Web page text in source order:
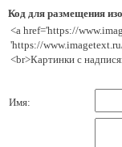
Код для размещения
<a href='https://
'https://
<br>Картинки с
Имя: